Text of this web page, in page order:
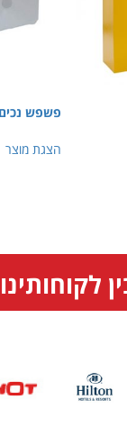
פשפש נכים OZAK A1
הצגת מוצר